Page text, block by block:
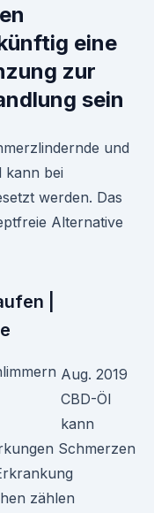
eine
zur
sein
und
kann bei
werden. Das
Alternative
|
Aug. 2019
CBD-Öl
kann
Schmerzen
zählen